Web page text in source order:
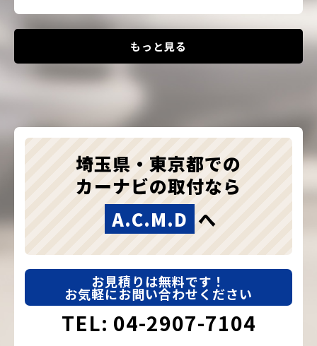
もっと見る
埼玉県・東京都での
カーナビの取付なら
A.C.M.D へ
お見積りは無料です！
お気軽にお問い合わせください
TEL: 04-2907-7104